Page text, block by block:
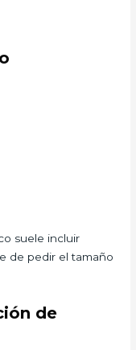
suele incluir
de pedir el tamaño
de